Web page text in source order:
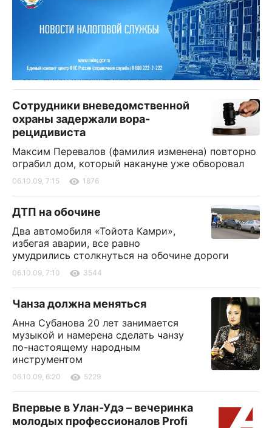
Сотрудники вневедомственной
охраны задержали вора-
рецидивиста
Максим Перевалов (фамилия изменена) повторно
ограбил дом, который накануне уже обворовал
06.10.09, 7:15 1876
ДТП на обочине
Два автомобиля «Тойота Камри»,
избегая аварии, все равно
умудрились столкнуться на обочине дороги
06.10.09, 7:10 3544
Чанза должна меняться
Анна Субанова 20 лет занимается
музыкой и намерена сделать чанзу
по-настоящему народным
инструментом
06.10.09, 6:20 5229
Впервые в Улан-Удэ – вечеринка
молодых профессионалов Profi